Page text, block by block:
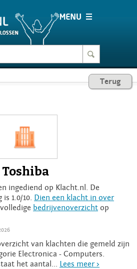
Terug
ingediend op Klacht.nl. De
1.0/10. Dien een klacht in over
bedrijvenoverzicht op
van klachten die gemeld zijn
Electronica - Computers.
het aantal... Lees meer >